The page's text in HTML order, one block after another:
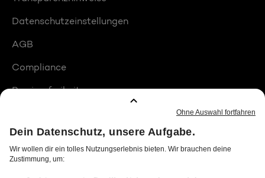
Datenschutzeinstellungen
AGB
Compliance
Barrierefreiheit